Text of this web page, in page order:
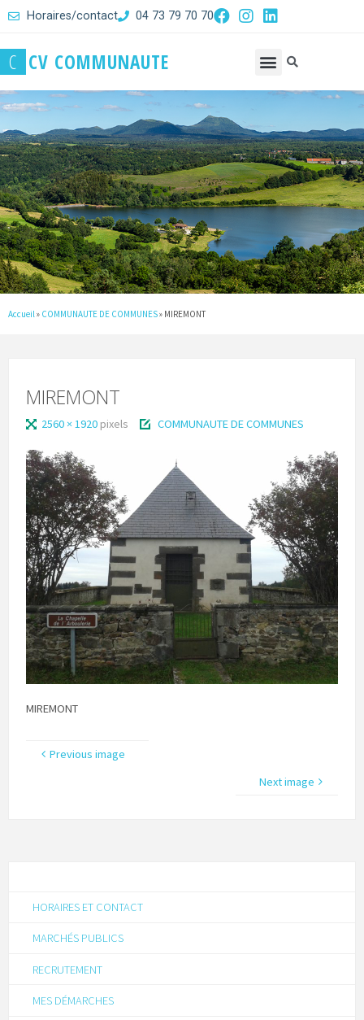
Horaires/contact 04 73 79 70 70
C CV COMMUNAUTE
Accueil » COMMUNAUTE DE COMMUNES» MIREMONT
MIREMONT
2560 × 1920 pixels COMMUNAUTE DE COMMUNES
MIREMONT
Previous image
Next image
HORAIRES ET CONTACT
MARCHÉS PUBLICS
RECRUTEMENT
MES DÉMARCHES